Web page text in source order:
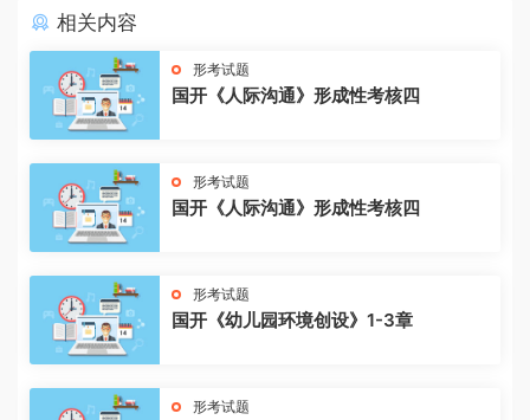
相关内容
形考试题
国开《人际沟通》形成性考核四
形考试题
国开《人际沟通》形成性考核四
形考试题
国开《幼儿园环境创设》1-3章
形考试题